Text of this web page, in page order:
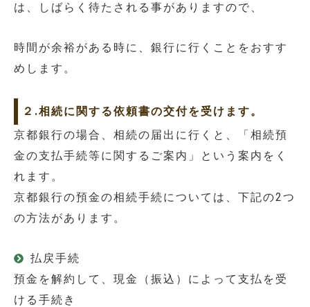
は、しばらく待たされる事がありますので、
時間が余裕がある時に、銀行に行くことをおすす
めします。
２.相続に関する依頼書の交付を受けます。
京都銀行の場合、相続の届出に行くと、「相続預
金の支払手続等に関するご案内」という案内をく
れます。
京都銀行の預金の相続手続については、下記の2つ
の方法があります。
払戻手続
預金を解約して、現金（振込）によって支払を受
ける手続き